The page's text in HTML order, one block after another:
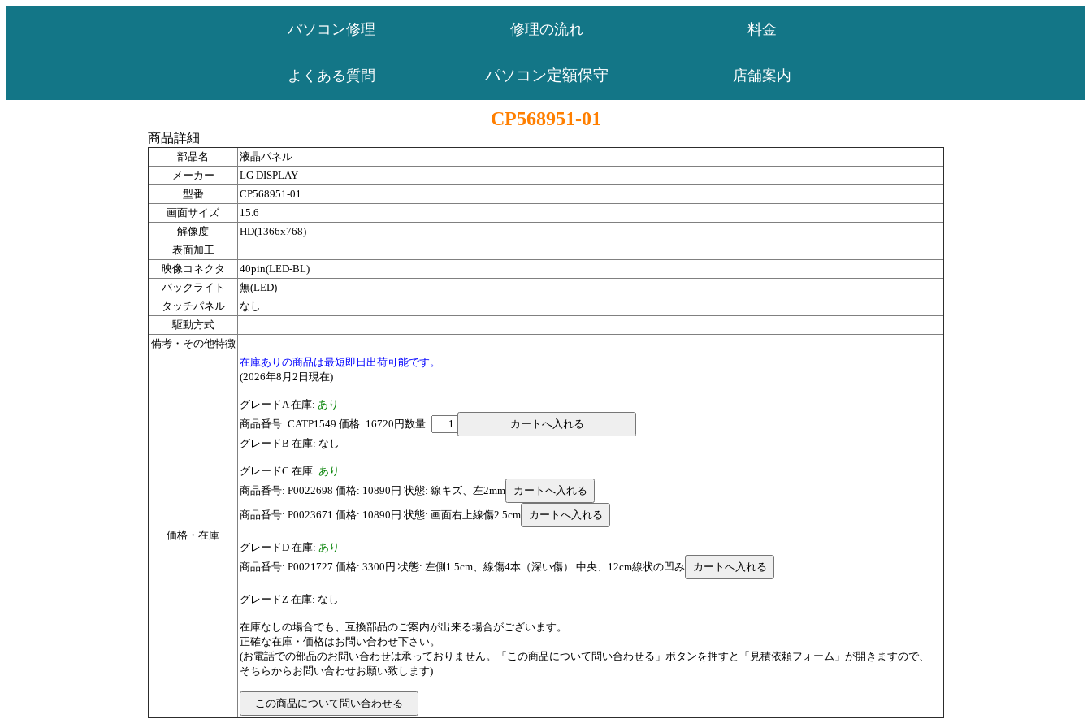
パソコン修理 修理の流れ 料金
よくある質問 パソコン定額保守 店舗案内
CP568951-01
商品詳細
部品名
液晶パネル
メーカー
LG DISPLAY
型番
CP568951-01
画面サイズ
15.6
解像度
HD(1366x768)
表面加工
映像コネクタ
40pin(LED-BL)
バックライト
無(LED)
タッチパネル
なし
駆動方式
備考・その他特徴
価格・在庫
在庫ありの商品は最短即日出荷可能です。
(2026年8月2日現在)
グレードA 在庫: あり
商品番号: CATP1549 価格: 16720円数量:
グレードB 在庫: なし
グレードC 在庫: あり
商品番号: P0022698 価格: 10890円 状態: 線キズ、左2mm
商品番号: P0023671 価格: 10890円 状態: 画面右上線傷2.5cm
グレードD 在庫: あり
商品番号: P0021727 価格: 3300円 状態: 左側1.5cm、線傷4本（深い傷） 中央、12cm線状の凹み
グレードZ 在庫: なし
在庫なしの場合でも、互換部品のご案内が出来る場合がございます。
正確な在庫・価格はお問い合わせ下さい。
(お電話での部品のお問い合わせは承っておりません。「この商品について問い合わせる」ボタンを押すと「見積依頼フォーム」が開きますので、
そちらからお問い合わせお願い致します)